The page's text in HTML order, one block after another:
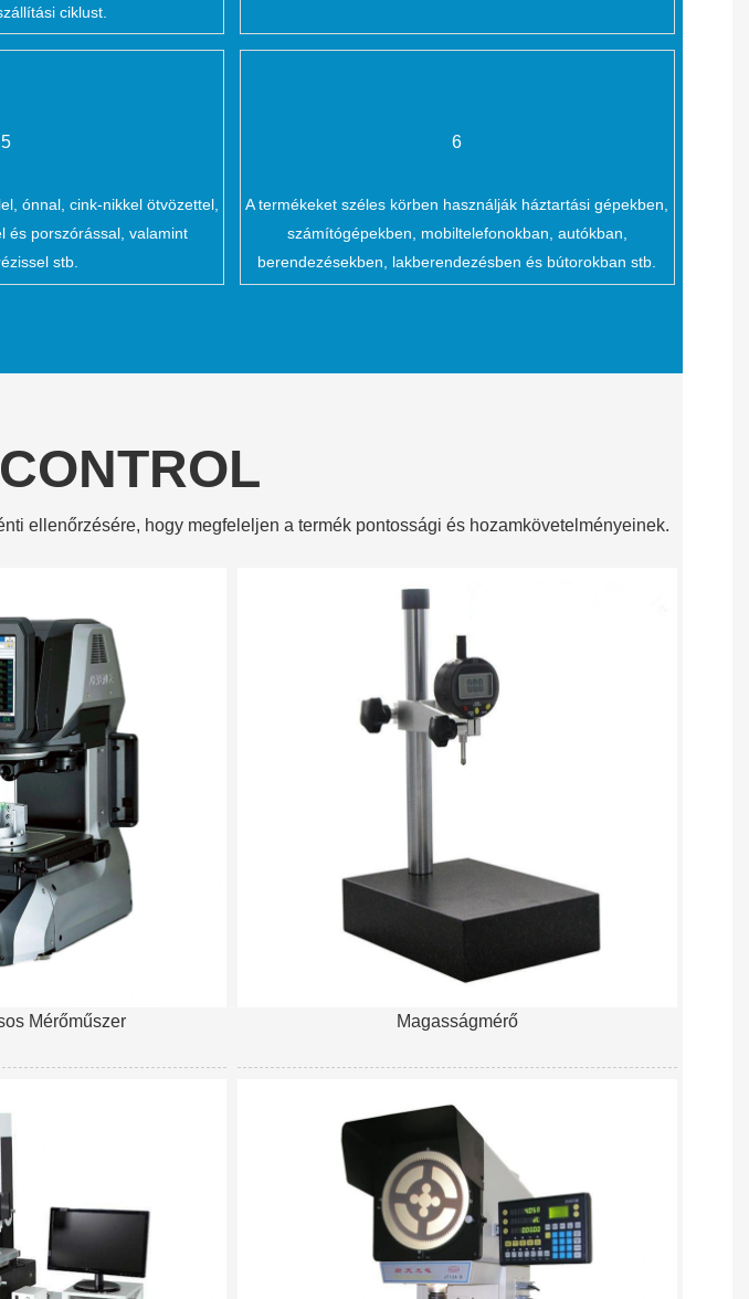
ciklust.
5
ónnal, cink-nikkel ötvözettel,
és porszórással, valamint
stb.
6
A termékeket széles körben használják háztartási gépekben,
számítógépekben, mobiltelefonokban, autókban,
berendezésekben, lakberendezésben és bútorokban stb.
ellenőrzésére, hogy megfeleljen a termék pontossági és hozamkövetelményeinek.
Mérőműszer Magasságmérő